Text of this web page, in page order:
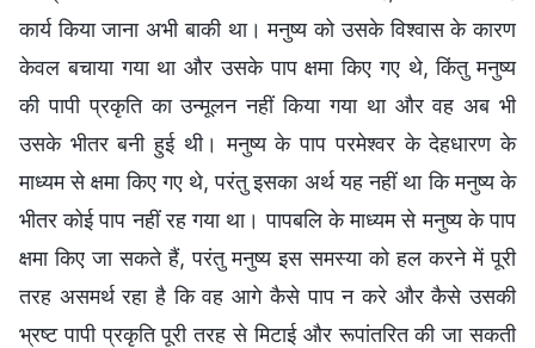
कार्य किया जाना अभी बाकी था। मनुष्य को उसके विश्वास के कारण
केवल बचाया गया था और उसके पाप क्षमा किए गए थे, किंतु मनुष्य
की पापी प्रकृति का उन्मूलन नहीं किया गया था और वह अब भी
उसके भीतर बनी हुई थी। मनुष्य के पाप परमेश्वर के देहधारण के
माध्यम से क्षमा किए गए थे, परंतु इसका अर्थ यह नहीं था कि मनुष्य के
भीतर कोई पाप नहीं रह गया था। पापबलि के माध्यम से मनुष्य के पाप
क्षमा किए जा सकते हैं, परंतु मनुष्य इस समस्या को हल करने में पूरी
तरह असमर्थ रहा है कि वह आगे कैसे पाप न करे और कैसे उसकी
भ्रष्ट पापी प्रकृति पूरी तरह से मिटाई और रूपांतरित की जा सकती